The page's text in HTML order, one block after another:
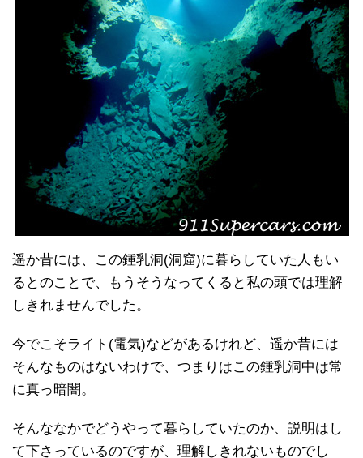
遥か昔には、この鍾乳洞(洞窟)に暮らしていた人もい
るとのことで、もうそうなってくると私の頭では理解
しきれませんでした。
今でこそライト(電気)などがあるけれど、遥か昔には
そんなものはないわけで、つまりはこの鍾乳洞中は常
に真っ暗闇。
そんななかでどうやって暮らしていたのか、説明はし
て下さっているのですが、理解しきれないものでし